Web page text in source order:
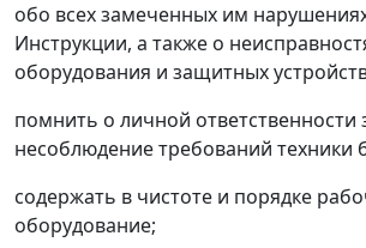
обо всех замеченных им
Инструкции, а также о
оборудования и защитных
помнить о личной ответственности
несоблюдение требований техники
содержать в чистоте и порядке
оборудование;